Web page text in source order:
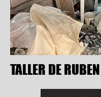
TALLER DE RUBEN